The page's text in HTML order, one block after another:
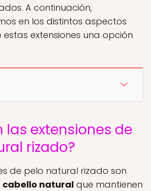
A continuación,
en los distintos aspectos
extensiones una opción
las extensiones de
rizado?
de pelo natural rizado son
cabello natural que mantienen